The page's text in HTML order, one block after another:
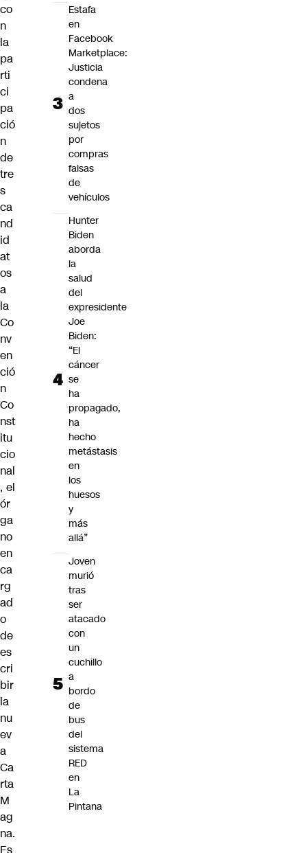
co
n
la
pa
rti
ci
pa
ció
n
de
tre
s
ca
nd
id
at
os
a
la
Co
nv
en
ció
n
Co
nst
itu
cio
nal
, el
ór
ga
no
en
ca
rg
ad
o
de
es
cri
bir
la
nu
ev
a
Ca
rta
M
ag
na.
Es
Estafa
en
Facebook
Marketplace:
Justicia
condena
a
dos
sujetos
por
compras
falsas
de
vehículos
Hunter
Biden
aborda
la
salud
del
expresidente
Joe
Biden:
“El
cáncer
se
ha
propagado,
ha
hecho
metástasis
en
los
huesos
y
más
allá”
Joven
murió
tras
ser
atacado
con
un
cuchillo
a
bordo
de
bus
del
sistema
RED
en
La
Pintana